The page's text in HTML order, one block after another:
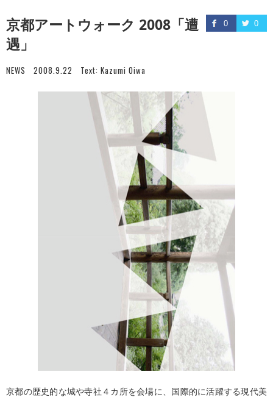
0 0
京都アートウォーク 2008「遭
遇」
NEWS 2008.9.22 Text: Kazumi Oiwa
京都の歴史的な城や寺社４カ所を会場に、国際的に活躍する現代美